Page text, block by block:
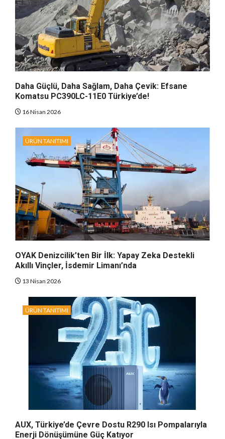
Daha Güçlü, Daha Sağlam, Daha Çevik: Efsane
Komatsu PC390LC-11E0 Türkiye’de!
16 Nisan 2026
ÜRÜN TANITIMI
OYAK Denizcilik’ten Bir İlk: Yapay Zeka Destekli
Akıllı Vinçler, İsdemir Limanı’nda
13 Nisan 2026
ÜRÜN TANITIMI
AUX, Türkiye’de Çevre Dostu R290 Isı Pompalarıyla
Enerji Dönüşümüne Güç Katıyor